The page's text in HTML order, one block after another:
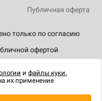
только по согласию
офертой
Публичная оферта
и файлы куки.
их применение